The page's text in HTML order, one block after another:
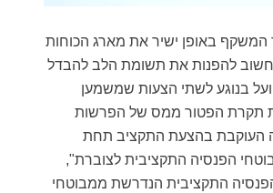
באופן ישיר את מארג הכוחות
חשוב להפנות את תשומת הלב להבדל
בנוגע לשתי הצעות שמשמען
תקרת הפטור ממס של הפרשות
העוקבת בהצעת התקציב תחת
הפנסיה התקציבית לצוברת",
התקציבית הנדרשת ממבוטחי